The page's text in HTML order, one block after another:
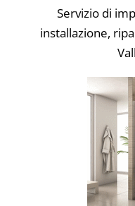
Servizio di
installazione,